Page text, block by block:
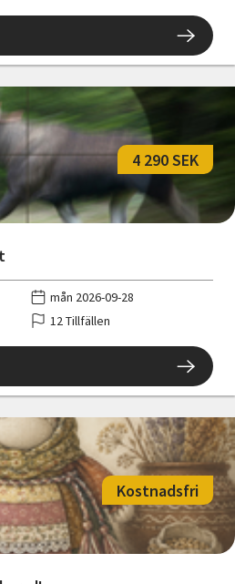
4 290 SEK
mån 2026-09-28
12 Tillfällen
Kostnadsfri